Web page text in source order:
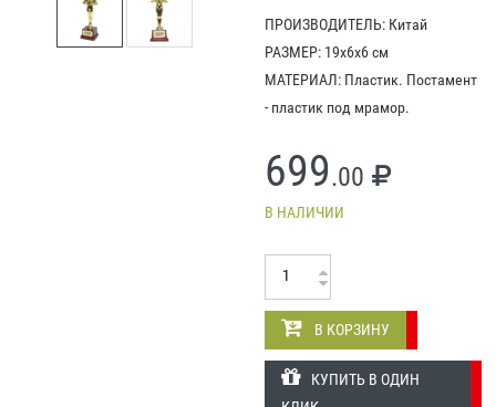
ПРОИЗВОДИТЕЛЬ: Китай
РАЗМЕР: 19х6х6 см
МАТЕРИАЛ: Пластик. Постамент
- пластик под мрамор.
699.00
В НАЛИЧИИ
В КОРЗИНУ
КУПИТЬ В ОДИН